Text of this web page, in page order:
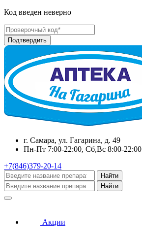
Код введен неверно
г. Самара, ул. Гагарина, д. 49
Пн-Пт 7:00-22:00, Сб,Вс 8:00-22:00
+7(846)379-20-14
Найти
Найти
Акции